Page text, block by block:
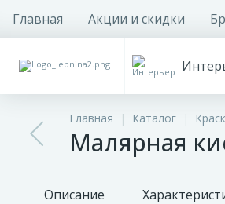
Главная Акции и скидки
Главная Каталог
Малярная
Описание